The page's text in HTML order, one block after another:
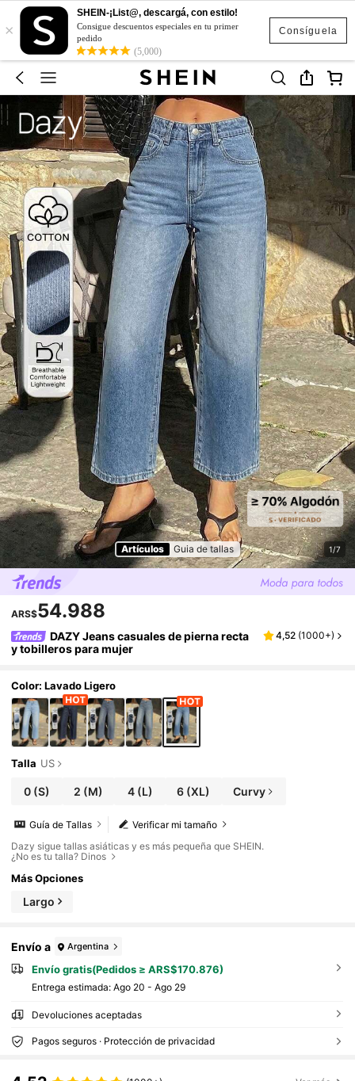
Consíguela
×
SHEIN-¡List@, descargá, con estilo!
Consigue descuentos especiales en tu primer
pedido
(5,000)
Artículos Guia de tallas 1/7
ARS$54.988
DAZY Jeans casuales de pierna recta
y tobilleros para mujer
4,52 (1000+)
Color: Lavado Ligero
Talla US
0 (S) 2 (M) 4(L) 6 (XL) Curvy
Verificar mi tamaño
Guía de Tallas
Dazy sigue tallas asiáticas y es más pequeña que SHEIN.
¿No es tu talla? Dinos
Más Opciones
Largo
Envío a Argentina
Envío gratis(Pedidos ≥ ARS$170.876)
Entrega estimada: Ago 20 - Ago 29
Devoluciones aceptadas
Pagos seguros · Protección de privacidad